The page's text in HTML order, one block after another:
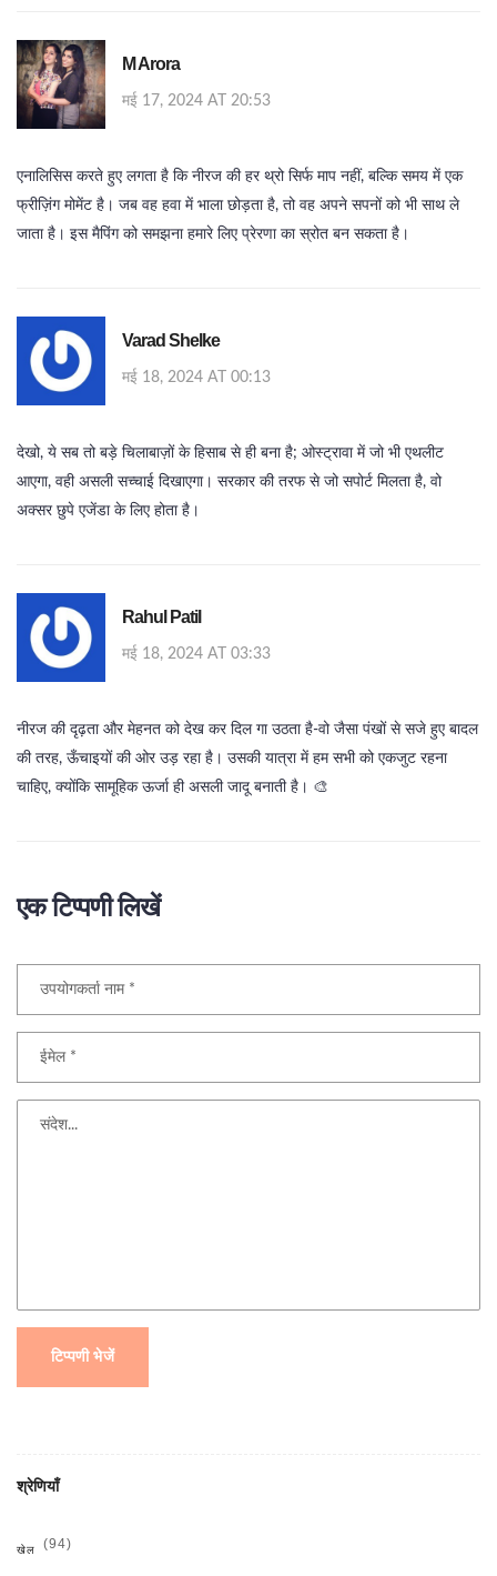
M Arora
मई 17, 2024 AT 20:53
एनालिसिस करते हुए लगता है कि नीरज की हर थ्रो सिर्फ माप नहीं, बल्कि समय में एक
फ्रीज़िंग मोमेंट है। जब वह हवा में भाला छोड़ता है, तो वह अपने सपनों को भी साथ ले
जाता है। इस मैपिंग को समझना हमारे लिए प्रेरणा का स्रोत बन सकता है।
Varad Shelke
मई 18, 2024 AT 00:13
देखो, ये सब तो बड़े चिलाबाज़ों के हिसाब से ही बना है; ओस्ट्रावा में जो भी एथलीट
आएगा, वही असली सच्चाई दिखाएगा। सरकार की तरफ से जो सपोर्ट मिलता है, वो
अक्सर छुपे एजेंडा के लिए होता है।
Rahul Patil
मई 18, 2024 AT 03:33
नीरज की दृढ़ता और मेहनत को देख कर दिल गा उठता है-वो जैसा पंखों से सजे हुए बादल
की तरह, ऊँचाइयों की ओर उड़ रहा है। उसकी यात्रा में हम सभी को एकजुट रहना
चाहिए, क्योंकि सामूहिक ऊर्जा ही असली जादू बनाती है। 🎨
एक टिप्पणी लिखें
टिप्पणी भेजें
श्रेणियाँ
खेल (94)